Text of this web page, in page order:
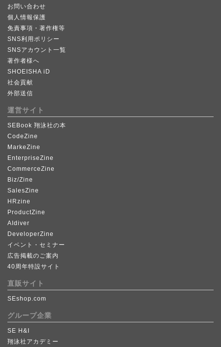
お問い合わせ
個人情報保護
免責事項・著作権等
SNS利用ポリシー
SNSアカウント一覧
著作者様へ
SHOEISHA iD
社会貢献
外部送信
運営サイト
SEBook 翔泳社の本
CodeZine
MarkeZine
EnterpriseZine
CommerceZine
Biz/Zine
SalesZine
HRzine
ProductZine
AIdiver
DeveloperZine
イベント・セミナー
広告掲載のご案内
40周年特設サイト
直販サイト
SEshop.com
グループ企業
SE H&I
翔泳社アカデミー